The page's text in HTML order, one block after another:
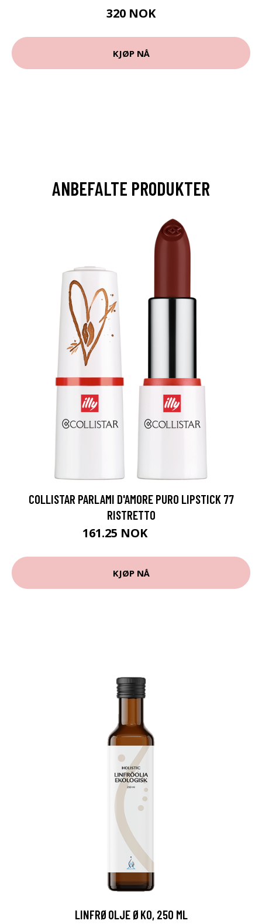
320 NOK
KJØP NÅ
ANBEFALTE PRODUKTER
COLLISTAR PARLAMI D'AMORE PURO LIPSTICK 77
RISTRETTO
161.25 NOK
KJØP NÅ
LINFRØOLJE ØKO, 250 ML